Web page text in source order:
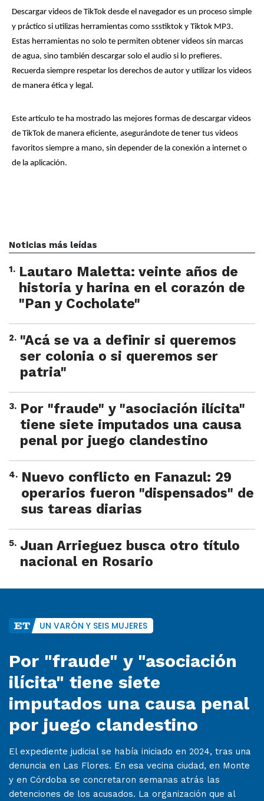
Descargar videos de TikTok desde el navegador es un proceso simple
y práctico si utilizas herramientas como ssstiktok y Tiktok MP3.
Estas herramientas no solo te permiten obtener videos sin marcas
de agua, sino también descargar solo el audio si lo prefieres.
Recuerda siempre respetar los derechos de autor y utilizar los videos
de manera ética y legal.
Este artículo te ha mostrado las mejores formas de descargar videos
de TikTok de manera eficiente, asegurándote de tener tus videos
favoritos siempre a mano, sin depender de la conexión a internet o
de la aplicación.
Noticias más leídas
1. Lautaro Maletta: veinte años de
historia y harina en el corazón de
"Pan y Cocholate"
2. "Acá se va a definir si queremos
ser colonia o si queremos ser
patria"
3. Por "fraude" y "asociación ilícita"
tiene siete imputados una causa
penal por juego clandestino
4. Nuevo conflicto en Fanazul: 29
operarios fueron "dispensados" de
sus tareas diarias
5. Juan Arrieguez busca otro título
nacional en Rosario
UN VARÓN Y SEIS MUJERES
Por "fraude" y "asociación
ilícita" tiene siete
imputados una causa penal
por juego clandestino
El expediente judicial se había iniciado en 2024, tras una
denuncia en Las Flores. En esa vecina ciudad, en Monte
y en Córdoba se concretaron semanas atrás las
detenciones de los acusados. La organización que al